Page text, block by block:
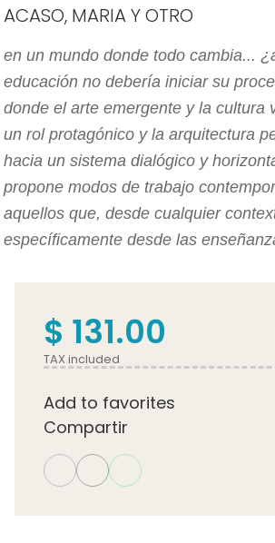
ACASO, MARIA Y OTRO
en un mundo donde todo cambia...
educación no debería iniciar su
donde el arte emergente y la cultura
un rol protagónico y la arquitectura
hacia un sistema dialógico y
propone modos de trabajo
aquellos que, desde cualquier
específicamente desde las
$ 131.00
TAX included
Add to favorites
Compartir